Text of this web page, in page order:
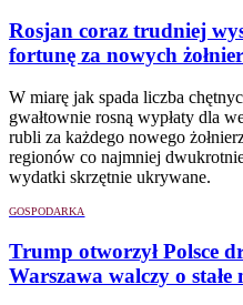
Rosjan coraz trudniej
fortunę za nowych
W miarę jak spada liczba
gwałtownie rosną wypłaty dla
rubli za każdego nowego
regionów co najmniej
wydatki skrzętnie ukrywane.
GOSPODARKA
Trump otworzył Polsce
Warszawa walczy o stałe